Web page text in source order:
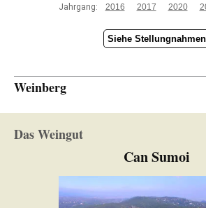
Jahrgang:
2016 2017 2020
Siehe Stellungnahmen
Weinberg
Camp Gran Pla de Manlleu y Cal Pilot
ALTER DES REBBERGS
Mediterran
Das Weingut
Can Sumoi